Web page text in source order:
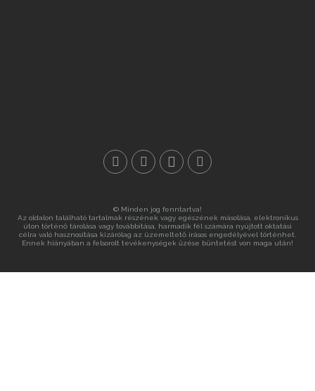
© Minden jog fenntartva!
Az oldalon található tartalmak részének vagy egészének másolása, elektronikus
úton történő tárolása vagy továbbítása, harmadik fél számára nyújtott oktatási
célra való hasznosítása kizárólag az üzemeltető írásos engedélyével történhet.
Ennek hiányában a felsorolt tevékenységek űzése büntetést von maga után!